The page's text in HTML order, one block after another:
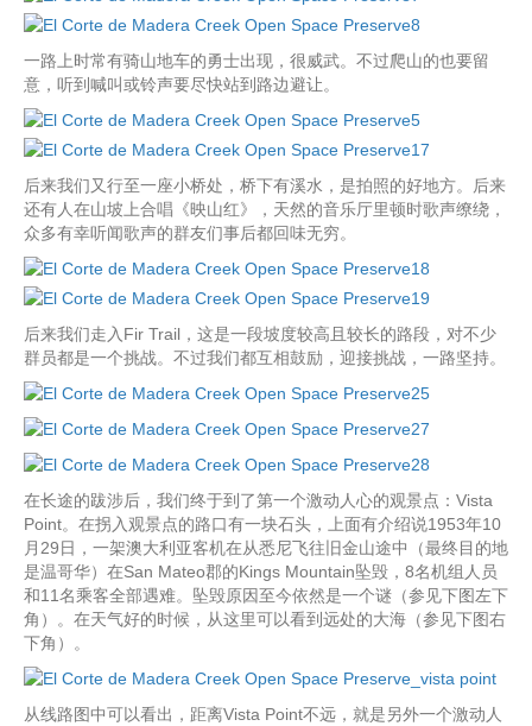
一路上时常有骑山地车的勇士出现，很威武。不过爬山的也要留
意，听到喊叫或铃声要尽快站到路边避让。
后来我们又行至一座小桥处，桥下有溪水，是拍照的好地方。后来
还有人在山坡上合唱《映山红》，天然的音乐厅里顿时歌声缭绕，
众多有幸听闻歌声的群友们事后都回味无穷。
后来我们走入Fir Trail，这是一段坡度较高且较长的路段，对不少
群员都是一个挑战。不过我们都互相鼓励，迎接挑战，一路坚持。
在长途的跋涉后，我们终于到了第一个激动人心的观景点：Vista
Point。在拐入观景点的路口有一块石头，上面有介绍说1953年10
月29日，一架澳大利亚客机在从悉尼飞往旧金山途中（最终目的地
是温哥华）在San Mateo郡的Kings Mountain坠毁，8名机组人员
和11名乘客全部遇难。坠毁原因至今依然是一个谜（参见下图左下
角）。在天气好的时候，从这里可以看到远处的大海（参见下图右
下角）。
从线路图中可以看出，距离Vista Point不远，就是另外一个激动人